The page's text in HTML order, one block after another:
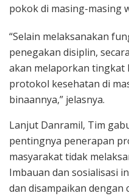
pokok di masing-masing
“Selain melaksanakan
penegakan disiplin,
akan melaporkan tingkat
protokol kesehatan di
binaannya,” jelasnya.
Lanjut Danramil, Tim
pentingnya penerapan
masyarakat tidak
Imbauan dan sosialisasi
dan disampaikan dengan